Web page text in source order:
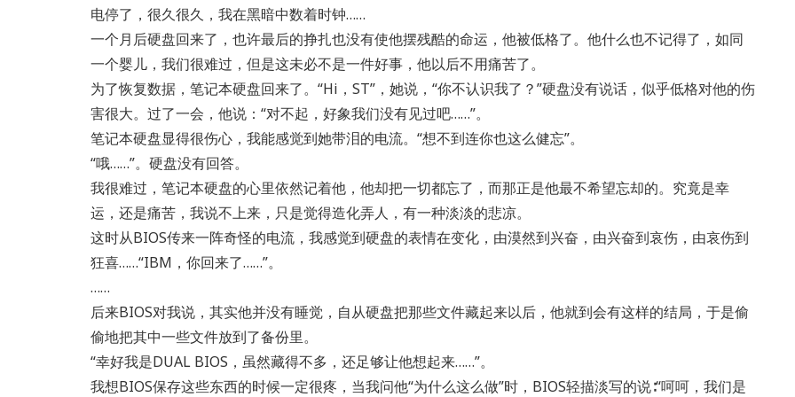
电停了，很久很久，我在黑暗中数着时钟……
一个月后硬盘回来了，也许最后的挣扎也没有使他摆残酷的命运，他被低格了。他什么也不记得了，如同
一个婴儿，我们很难过，但是这未必不是一件好事，他以后不用痛苦了。
为了恢复数据，笔记本硬盘回来了。“Hi，ST”，她说，“你不认识我了？”硬盘没有说话，似乎低格对他的伤
害很大。过了一会，他说：“对不起，好象我们没有见过吧……”。
笔记本硬盘显得很伤心，我能感觉到她带泪的电流。“想不到连你也这么健忘”。
“哦……”。硬盘没有回答。
我很难过，笔记本硬盘的心里依然记着他，他却把一切都忘了，而那正是他最不希望忘却的。究竟是幸
运，还是痛苦，我说不上来，只是觉得造化弄人，有一种淡淡的悲凉。
这时从BIOS传来一阵奇怪的电流，我感觉到硬盘的表情在变化，由漠然到兴奋，由兴奋到哀伤，由哀伤到
狂喜……“IBM，你回来了……”。
……
后来BIOS对我说，其实他并没有睡觉，自从硬盘把那些文件藏起来以后，他就到会有这样的结局，于是偷
偷地把其中一些文件放到了备份里。
“幸好我是DUAL BIOS，虽然藏得不多，还足够让他想起来……”。
我想BIOS保存这些东西的时候一定很疼，当我问他“为什么这么做”时，BIOS轻描淡写的说∶“呵呵，我们是